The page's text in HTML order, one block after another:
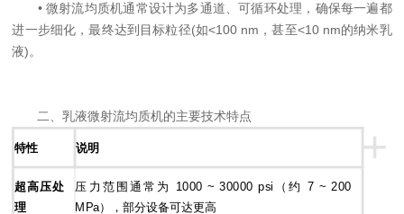
• 微射流均质机通常设计为多通道、可循环处理，确保每一遍都
进一步细化，最终达到目标粒径(如<100 nm，甚至<10 nm的纳米乳
液)。
二、乳液微射流均质机的主要技术特点
+
特性 说明
超高压处
理
压力范围通常为 1000 ~ 30000 psi（约 7 ~ 200
MPa），部分设备可达更高